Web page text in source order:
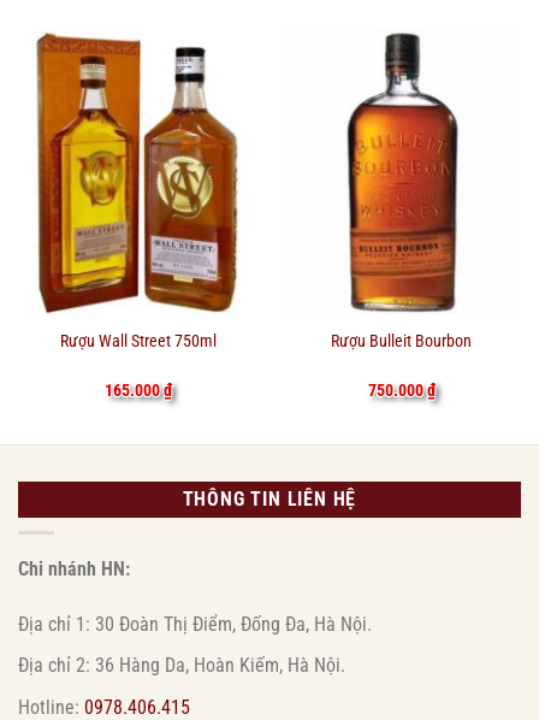
Rượu Wall Street 750ml
165.000₫
Rượu Bulleit Bourbon
750.000₫
THÔNG TIN LIÊN HỆ
Chi nhánh HN:
Địa chỉ 1: 30 Đoàn Thị Điểm, Đống Đa, Hà Nội.
Địa chỉ 2: 36 Hàng Da, Hoàn Kiếm, Hà Nội.
Hotline: 0978.406.415